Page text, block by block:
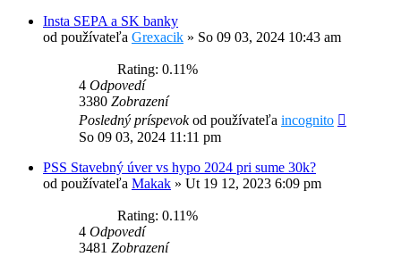
Insta SEPA a SK banky
od používateľa Grexacik » So 09 03, 2024 10:43 am
Rating: 0.11%
4 Odpovedí
3380 Zobrazení
Posledný príspevokod používateľa incognito
So 09 03, 2024 11:11 pm
PSS Stavebný úver vs hypo 2024 pri sume 30k?
od používateľa Makak » Ut 19 12, 2023 6:09 pm
Rating: 0.11%
4 Odpovedí
3481 Zobrazení